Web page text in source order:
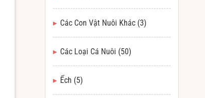
Các Con Vật Nuôi Khác (3)
Các Loại Cá Nuôi (50)
Ếch (5)